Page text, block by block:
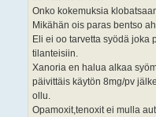
Onko kokemuksia
Mikähän ois paras bentso
Eli ei oo tarvetta syödä joka
tilanteisiin.
Xanoria en halua alkaa
päivittäis käytön 8mg/pv
ollu.
Opamoxit,tenoxit ei mulla